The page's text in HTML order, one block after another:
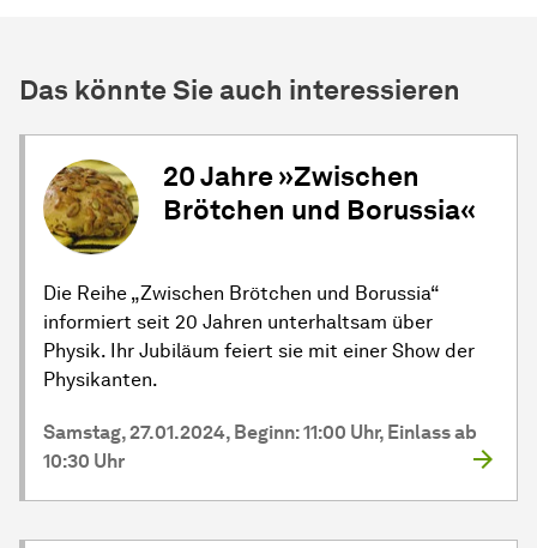
Das könnte Sie auch interessieren
20 Jahre »Zwischen
Brötchen und Borussia«
Die Reihe „Zwischen Brötchen und Borussia“
informiert seit 20 Jahren unterhaltsam über
Physik. Ihr Jubiläum feiert sie mit einer Show der
Physikanten.
Samstag, 27.01.2024, Beginn: 11:00 Uhr, Einlass ab
10:30 Uhr